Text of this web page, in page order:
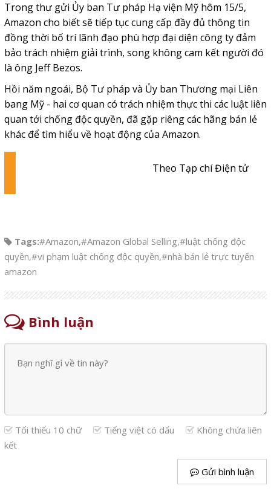
Trong thư gửi Ủy ban Tư pháp Hạ viện Mỹ hôm 15/5,
Amazon cho biết sẽ tiếp tục cung cấp đầy đủ thông tin
đồng thời bố trí lãnh đạo phù hợp đại diện công ty đảm
bảo trách nhiệm giải trình, song không cam kết người đó
là ông Jeff Bezos.
Hồi năm ngoái, Bộ Tư pháp và Ủy ban Thương mại Liên
bang Mỹ - hai cơ quan có trách nhiệm thực thi các luật liên
quan tới chống độc quyền, đã gặp riêng các hãng bán lẻ
khác để tìm hiểu về hoạt động của Amazon.
Theo Tạp chí Điện tử
Tags:#Amazon,#Amazon Global Selling,#luật chống độc
quyền,#vi phạm luật chống độc quyền,#nhà bán lẻ trực tuyến
amazon
Bình luận
Tối thiểu 10 chữ Tiếng việt có dấu
Không chứa liên
kết
Gửi bình luận